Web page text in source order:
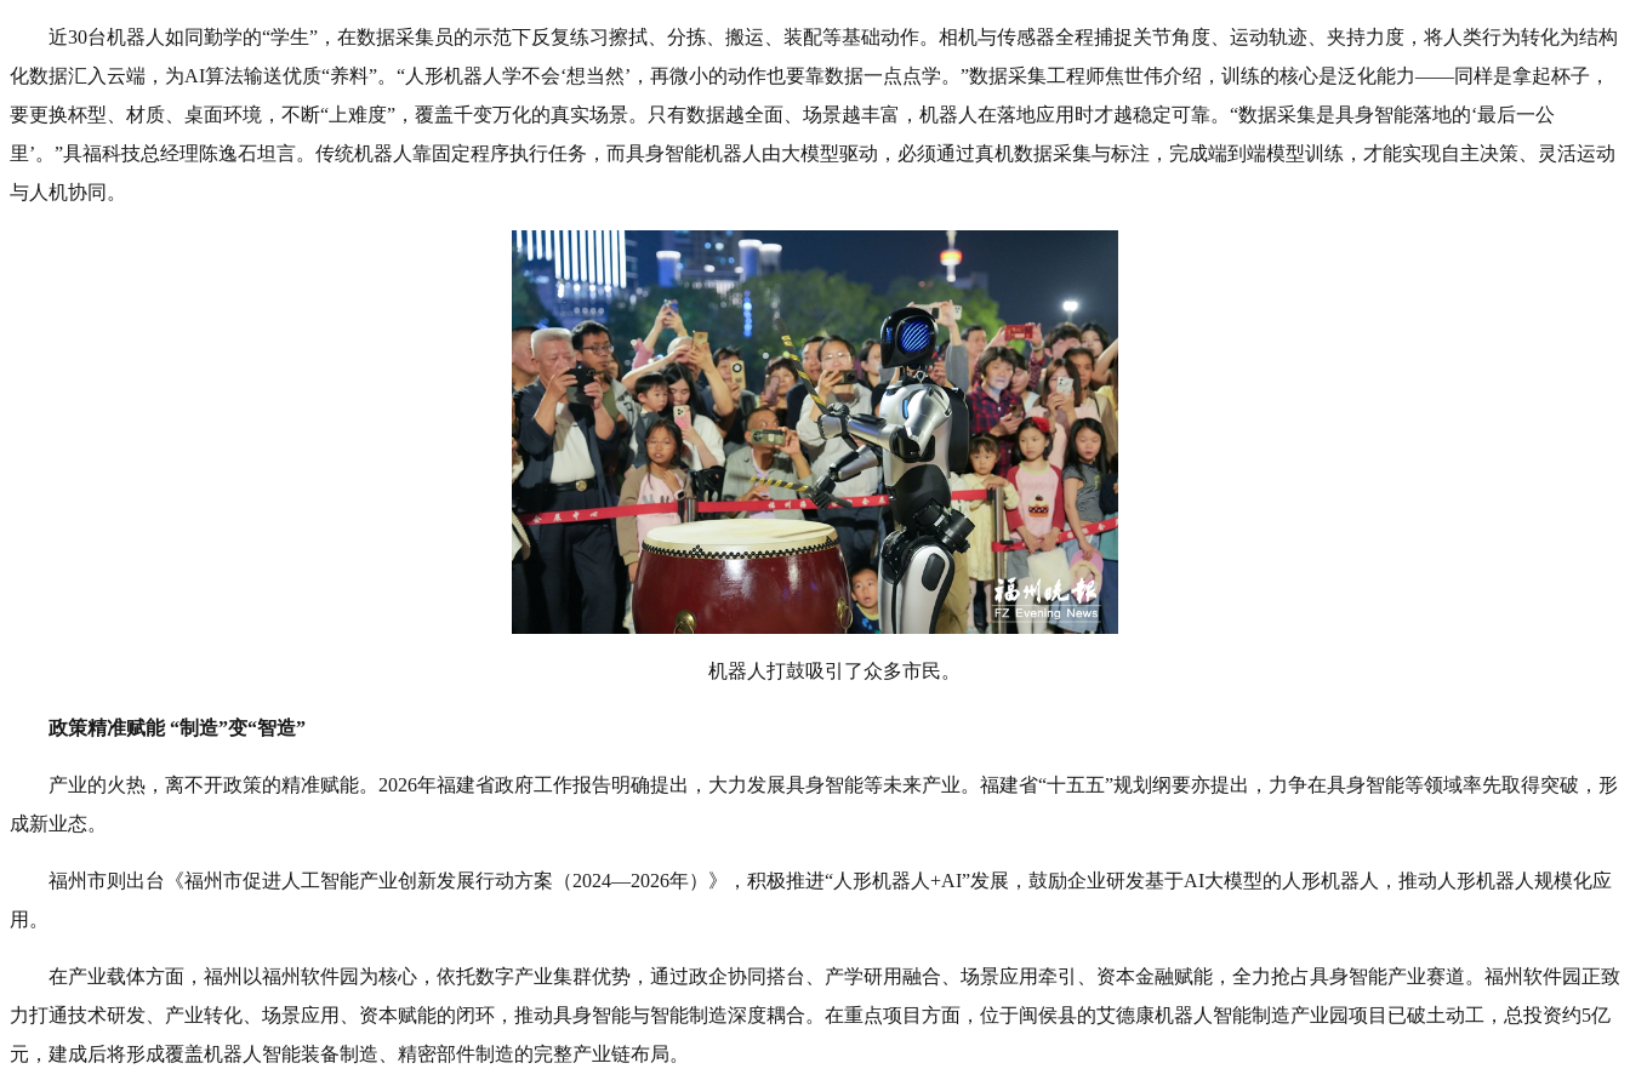
近30台机器人如同勤学的“学生”，在数据采集员的示范下反复练习擦拭、分拣、搬运、装配等基础动作。相机与传感器全程捕捉关节角度、运动轨迹、夹持力度，将人类行为转化为结构
化数据汇入云端，为AI算法输送优质“养料”。“人形机器人学不会‘想当然’，再微小的动作也要靠数据一点点学。”数据采集工程师焦世伟介绍，训练的核心是泛化能力——同样是拿起杯子，
要更换杯型、材质、桌面环境，不断“上难度”，覆盖千变万化的真实场景。只有数据越全面、场景越丰富，机器人在落地应用时才越稳定可靠。“数据采集是具身智能落地的‘最后一公
里’。”具福科技总经理陈逸石坦言。传统机器人靠固定程序执行任务，而具身智能机器人由大模型驱动，必须通过真机数据采集与标注，完成端到端模型训练，才能实现自主决策、灵活运动
与人机协同。
机器人打鼓吸引了众多市民。
政策精准赋能 “制造”变“智造”
产业的火热，离不开政策的精准赋能。2026年福建省政府工作报告明确提出，大力发展具身智能等未来产业。福建省“十五五”规划纲要亦提出，力争在具身智能等领域率先取得突破，形
成新业态。
福州市则出台《福州市促进人工智能产业创新发展行动方案（2024—2026年）》，积极推进“人形机器人+AI”发展，鼓励企业研发基于AI大模型的人形机器人，推动人形机器人规模化应
用。
在产业载体方面，福州以福州软件园为核心，依托数字产业集群优势，通过政企协同搭台、产学研用融合、场景应用牵引、资本金融赋能，全力抢占具身智能产业赛道。福州软件园正致
力打通技术研发、产业转化、场景应用、资本赋能的闭环，推动具身智能与智能制造深度耦合。在重点项目方面，位于闽侯县的艾德康机器人智能制造产业园项目已破土动工，总投资约5亿
元，建成后将形成覆盖机器人智能装备制造、精密部件制造的完整产业链布局。